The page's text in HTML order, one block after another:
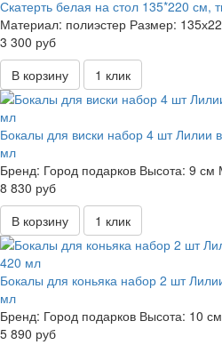
Скатерть белая на стол 135*220 см,
Материал: полиэстер Размер:
3 300 руб
В корзину
1 клик
Бокалы для виски набор 4 шт Лилии
мл
Бренд: Город подарков Высота: 9 см
8 830 руб
В корзину
1 клик
Бокалы для коньяка набор 2 шт
мл
Бренд: Город подарков Высота: 10 см
5 890 руб